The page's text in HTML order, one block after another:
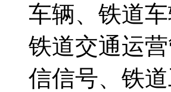
车辆、铁道
铁道交通运
信信号、铁